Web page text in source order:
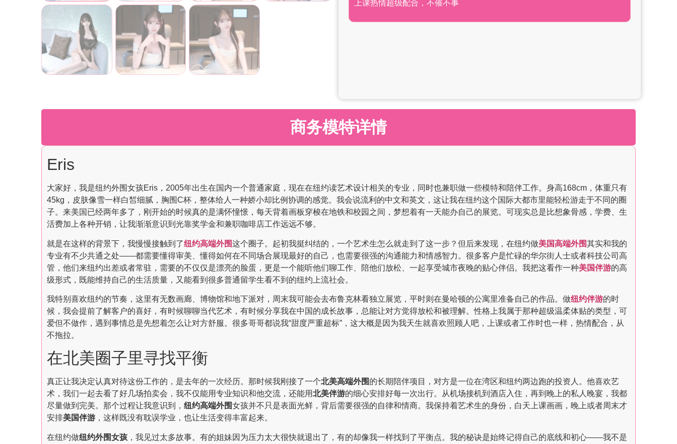
上课热情超级配合，不催不事
商务模特详情
Eris
大家好，我是纽约外围女孩Eris，2005年出生在国内一个普通家庭，现在在纽约读艺术设计相关的专业，同时也兼职做一些模特和陪伴工作。身高168cm，体重只有
45kg，皮肤像雪一样白皙细腻，胸围C杯，整体给人一种娇小却比例协调的感觉。我会说流利的中文和英文，这让我在纽约这个国际大都市里能轻松游走于不同的圈
子。来美国已经两年多了，刚开始的时候真的是满怀憧憬，每天背着画板穿梭在地铁和校园之间，梦想着有一天能办自己的展览。可现实总是比想象骨感，学费、生
活费加上各种开销，让我渐渐意识到光靠奖学金和兼职咖啡店工作远远不够。
就是在这样的背景下，我慢慢接触到了纽约高端外围这个圈子。起初我挺纠结的，一个艺术生怎么就走到了这一步？但后来发现，在纽约做美国高端外围其实和我的
专业有不少共通之处——都需要懂得审美、懂得如何在不同场合展现最好的自己，也需要很强的沟通能力和情感智力。很多客户是忙碌的华尔街人士或者科技公司高
管，他们来纽约出差或者常驻，需要的不仅仅是漂亮的脸蛋，更是一个能听他们聊工作、陪他们放松、一起享受城市夜晚的贴心伴侣。我把这看作一种美国伴游的高
级形式，既能维持自己的生活质量，又能看到很多普通留学生看不到的纽约上流社会。
我特别喜欢纽约的节奏，这里有无数画廊、博物馆和地下派对，周末我可能会去布鲁克林看独立展览，平时则在曼哈顿的公寓里准备自己的作品。做纽约伴游的时
候，我会提前了解客户的喜好，有时候聊聊当代艺术，有时候分享我在中国的成长故事，总能让对方觉得放松和被理解。性格上我属于那种超级温柔体贴的类型，可
爱但不做作，遇到事情总是先想着怎么让对方舒服。很多哥哥都说我“甜度严重超标”，这大概是因为我天生就喜欢照顾人吧，上课或者工作时也一样，热情配合，从
不拖拉。
在北美圈子里寻找平衡
真正让我决定认真对待这份工作的，是去年的一次经历。那时候我刚接了一个北美高端外围 的长期陪伴项目，对方是一位在湾区和纽约两边跑的投资人。他喜欢艺
术，我们一起去看了好几场拍卖会，我不仅能用专业知识和他交流，还能用北美伴游的细心安排好每一次出行。从机场接机到酒店入住，再到晚上的私人晚宴，我都
尽量做到完美。那个过程让我意识到， 纽约高端外围女孩并不只是表面光鲜，背后需要很强的自律和情商。我保持着艺术生的身份，白天上课画画，晚上或者周末才
安排美国伴游 ，这样既没有耽误学业，也让生活变得丰富起来。
在纽约做纽约外围女孩 ，我见过太多故事。有的姐妹因为压力太大很快就退出了，有的却像我一样找到了平衡点。我的秘诀是始终记得自己的底线和初心——我不是